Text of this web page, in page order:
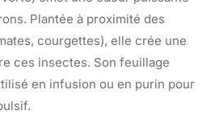
Plantée à proximité des
courgettes), elle crée une
ces insectes. Son feuillage
en infusion ou en purin pour